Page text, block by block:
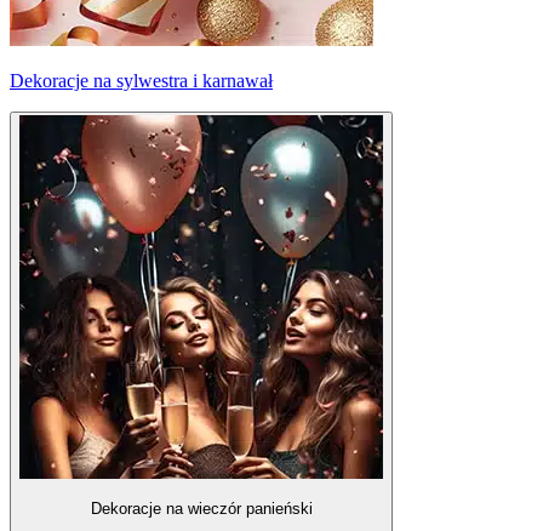
Dekoracje na sylwestra i karnawał
Dekoracje na wieczór panieński